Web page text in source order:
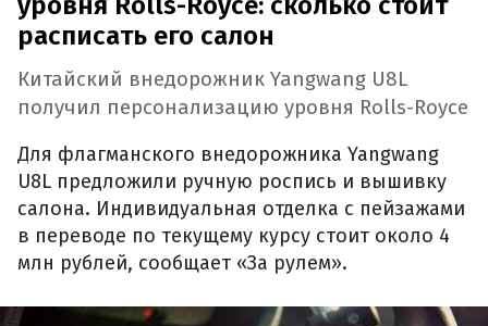
расписать его салон
Китайский внедорожник Yangwang U8L
получил персонализацию уровня Rolls-Royce
Для флагманского внедорожника Yangwang
U8L предложили ручную роспись и вышивку
салона. Индивидуальная отделка с пейзажами
в переводе по текущему курсу стоит около 4
млн рублей, сообщает «За рулем».